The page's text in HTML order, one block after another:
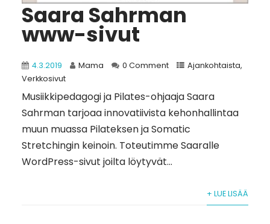
Saara Sahrman
www-sivut
4.3.2019 Mama 0 Comment Ajankohtaista,
Verkkosivut
Musiikkipedagogi ja Pilates-ohjaaja Saara
Sahrman tarjoaa innovatiivista kehonhallintaa
muun muassa Pilateksen ja Somatic
Stretchingin keinoin. Toteutimme Saaralle
WordPress-sivut joilta löytyvät...
+ LUE LISÄÄ